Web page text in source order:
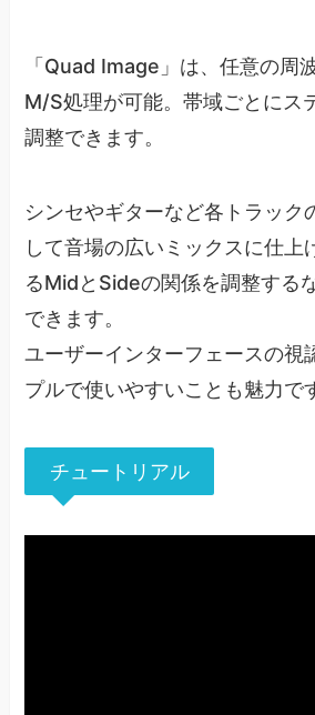
「Quad Image」は、任意の周
M/S処理が可能。帯域ごとにス
調整できます。
シンセやギターなど各トラック
して音場の広いミックスに仕上
るMidとSideの関係を調整する
できます。
ユーザーインターフェースの視
プルで使いやすいことも魅力で
チュートリアル